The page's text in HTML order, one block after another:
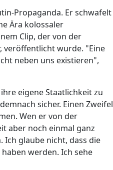
Propaganda. Er schwafelt
Ära kolossaler
Clip, der von der
veröffentlicht wurde. "Eine
neben uns existieren",
eigene Staatlichkeit zu
sicher. Einen Zweifel
Wen er von der
aber noch einmal ganz
Ich glaube nicht, dass die
werden. Ich sehe